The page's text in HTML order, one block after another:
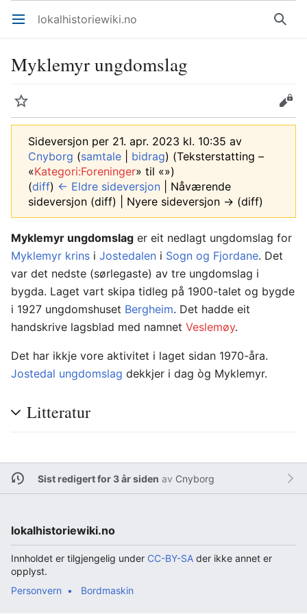
Åpne hovedmenyen lokalhistoriewiki.no Søk
Myklemyr ungdomslag
Overvåk Rediger
Sideversjon per 21. apr. 2023 kl. 10:35 av
Cnyborg (samtale bidrag) (Teksterstatting –
«Kategori:Foreninger» til «»)
(diff) ← Eldre sideversjon | Nåværende
sideversjon (diff) | Nyere sideversjon → (diff)
Myklemyr ungdomslag er eit nedlagt ungdomslag for
Myklemyr krins i Jostedalen i Sogn og Fjordane. Det
var det nedste (sørlegaste) av tre ungdomslag i
bygda. Laget vart skipa tidleg på 1900-talet og bygde
i 1927 ungdomshuset Bergheim. Det hadde eit
handskrive lagsblad med namnet Veslemøy.
Det har ikkje vore aktivitet i laget sidan 1970-åra.
Jostedal ungdomslag dekkjer i dag òg Myklemyr.
Litteratur
Sist redigert for 3 år siden av Cnyborg
lokalhistoriewiki.no
Innholdet er tilgjengelig under CC-BY-SA der ikke annet er
opplyst.
Personvern
Bordmaskin